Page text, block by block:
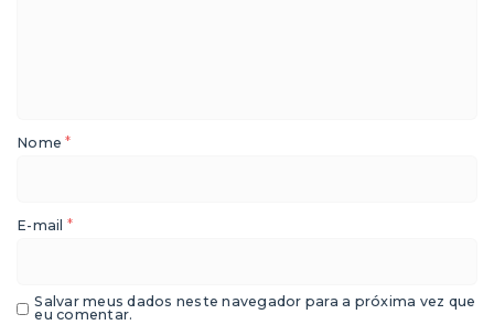
Nome*
E-mail *
Salvar meus dados neste navegador para a próxima vez que
eu comentar.